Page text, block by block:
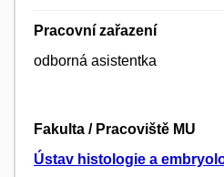
Pracovní zařazení
odborná asistentka
Fakulta / Pracoviště MU
Ústav histologie a